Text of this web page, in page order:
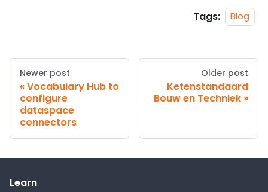
Tags: Blog
Newer post
Vocabulary Hub to
configure
dataspace
connectors
Older post
Ketenstandaard
Bouw en Techniek
Learn